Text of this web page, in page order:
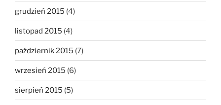
grudzień 2015 (4)
listopad 2015 (4)
październik 2015 (7)
wrzesień 2015 (6)
sierpień 2015 (5)